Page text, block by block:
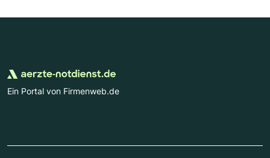
Ein Portal von Firmenweb.de